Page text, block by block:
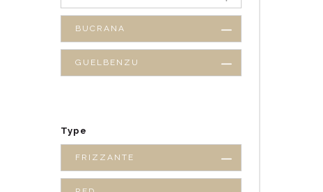
BUCRANA
GUELBENZU
Type
FRIZZANTE